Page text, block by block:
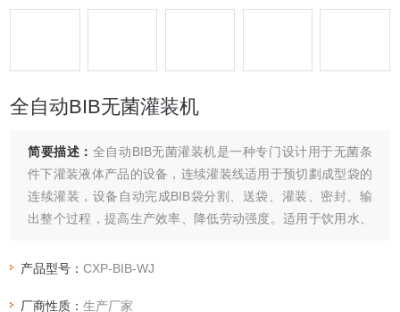
全自动BIB无菌灌装机
简要描述： 全自动BIB无菌灌装机是一种专门设计用于无菌条
件下灌装液体产品的设备，连续灌装线适用于预切劃成型袋的
连续灌装，设备自动完成BIB袋分割、送袋、灌装、密封、输
出整个过程，提高生产效率、降低劳动强度。适用于饮用水、
的灌装。
产品型号：CXP-BIB-WJ
厂商性质：生产厂家